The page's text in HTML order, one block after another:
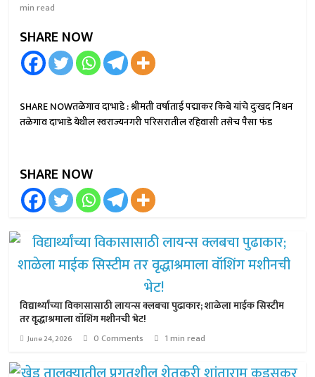
min read
SHARE NOW
SHARE NOWतळेगाव दाभाडे : श्रीमती वर्षाताई पद्माकर किबे यांचे दुःखद निधन
तळेगाव दाभाडे येथील स्वराज्यनगरी परिसरातील रहिवासी तसेच पैसा फंड
SHARE NOW
विद्यार्थ्यांच्या विकासासाठी लायन्स क्लबचा पुढाकार; शाळेला माईक सिस्टीम
तर वृद्धाश्रमाला वॉशिंग मशीनची भेट!
June 24, 2026 0 Comments 1 min read